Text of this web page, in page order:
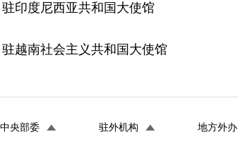
驻印度尼西亚共和国大使馆
驻越南社会主义共和国大使馆
中央部委 驻外机构 地方外办